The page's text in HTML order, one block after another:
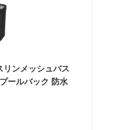
リンメッシュバス
ールバック 防水